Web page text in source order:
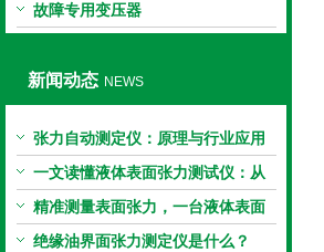
故障专用变压器
新闻动态 NEWS
张力自动测定仪：原理与行业应用
解析
一文读懂液体表面张力测试仪：从
原理到应用全掌握
精准测量表面张力，一台液体表面
张力系数测量仪就够了
绝缘油界面张力测定仪是什么？